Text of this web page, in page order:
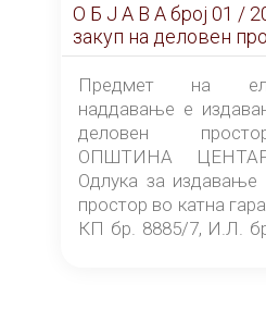
О Б Ј А В А брoj 01 /
закуп на деловен
ЕЛЕКТРОНСКО
Предмет на
наддавање е
деловен
ОПШТИНА ЦЕНТАР
Одлука за издавање
простор во катна
КП бр. 8885/7, И.Л.